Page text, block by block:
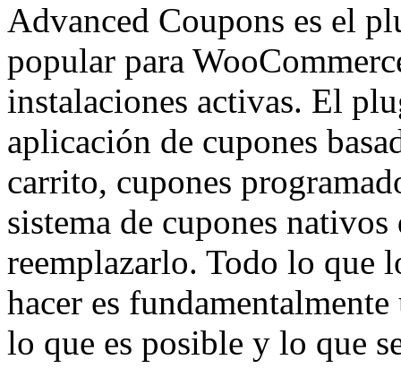
Advanced Coupons es el
popular para
instalaciones activas. El
aplicación de cupones
carrito, cupones
sistema de cupones
reemplazarlo. Todo lo que
hacer es
lo que es posible y lo que